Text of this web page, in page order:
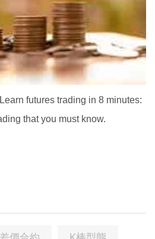
futures trading in 8 minutes:
that you must know.